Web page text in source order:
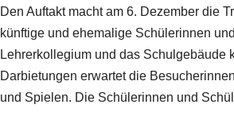
Den Auftakt macht am 6. Dezember die
künftige und ehemalige Schülerinnen
Lehrerkollegium und das
Darbietungen erwartet die
und Spielen. Die Schülerinnen und